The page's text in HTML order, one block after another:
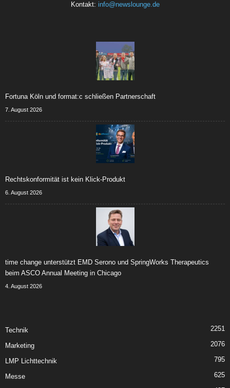
Kontakt: info@newslounge.de
Fortuna Köln und format:c schließen Partnerschaft
7. August 2026
Rechtskonformität ist kein Klick-Produkt
6. August 2026
time change unterstützt EMD Serono und SpringWorks Therapeutics
beim ASCO Annual Meeting in Chicago
4. August 2026
Technik 2251
Marketing 2076
LMP Lichttechnik 795
Messe
625